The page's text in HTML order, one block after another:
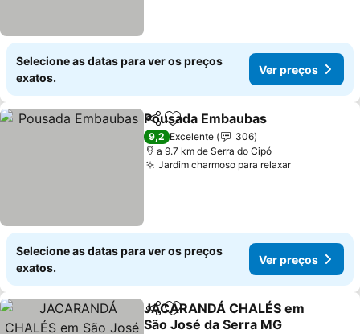
Selecione as datas para ver os preços
exatos.
Ver preços
PartilharAdicionar aos favoritos
Pousada Embaubas
9,2 Excelente
306
a 9.7 km de Serra do Cipó
Jardim charmoso para relaxar
Selecione as datas para ver os preços
exatos.
Ver preços
PartilharAdicionar aos favoritos
JACARANDÁ CHALÉS em
São José da Serra MG